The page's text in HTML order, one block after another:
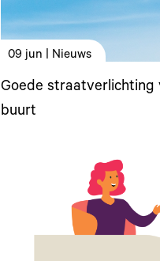
09 jun | Nieuws
Goede straatverlichting
buurt